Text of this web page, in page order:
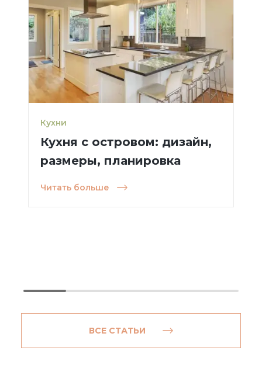
ВСЕ СТАТЬИ
Кухни
Кухня с островом: дизайн,
размеры, планировка
Читать больше